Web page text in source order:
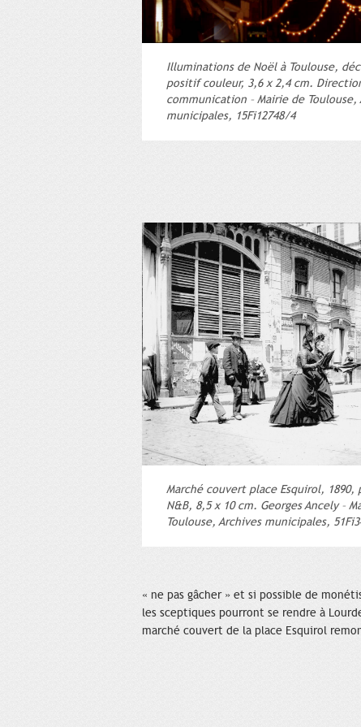
Illuminations de Noël à Toulouse,
positif couleur, 3,6 x 2,4 cm.
communication – Mairie de Toulouse,
municipales, 15Fi12748/4
Marché couvert place Esquirol,
N&B, 8,5 x 10 cm. Georges Ancely –
Toulouse, Archives municipales,
« ne pas gâcher » et si possible de
les sceptiques pourront se rendre à
marché couvert de la place Esquirol